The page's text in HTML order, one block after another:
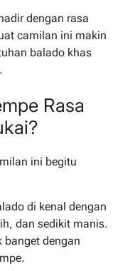
dengan rasa
camilan ini makin
balado khas
Rasa
ini begitu
di kenal dengan
dan sedikit manis.
banget dengan